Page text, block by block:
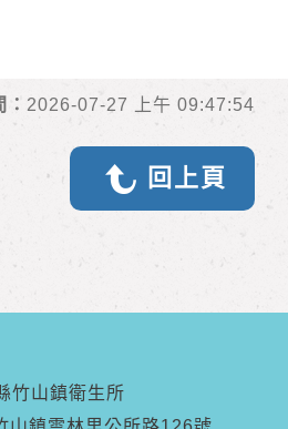
2026-07-27 上午 09:47:54
回上頁
竹山鎮衛生所